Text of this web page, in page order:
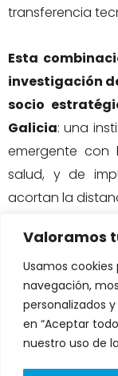
Valoramos
Usamos
navegación,
personalizados
en “Aceptar
nuestro uso de
transferencia
Esta
investigación
socio
Galicia: una
emergente con
salud, y de
acortan la